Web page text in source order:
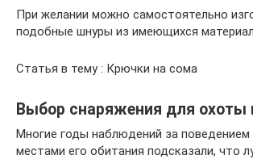
При желании можно самостоятельно
подобные шнуры из имеющихся
Статья в тему : Крючки на сома
Выбор снаряжения для охоты
Многие годы наблюдений за поведением
местами его обитания подсказали, что